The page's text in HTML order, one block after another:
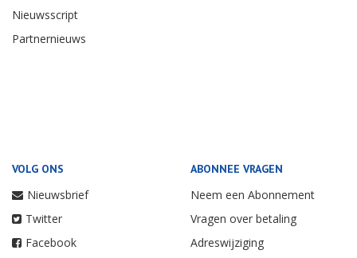
Nieuwsscript
Partnernieuws
VOLG ONS
Nieuwsbrief
Twitter
Facebook
ABONNEE VRAGEN
Neem een Abonnement
Vragen over betaling
Adreswijziging